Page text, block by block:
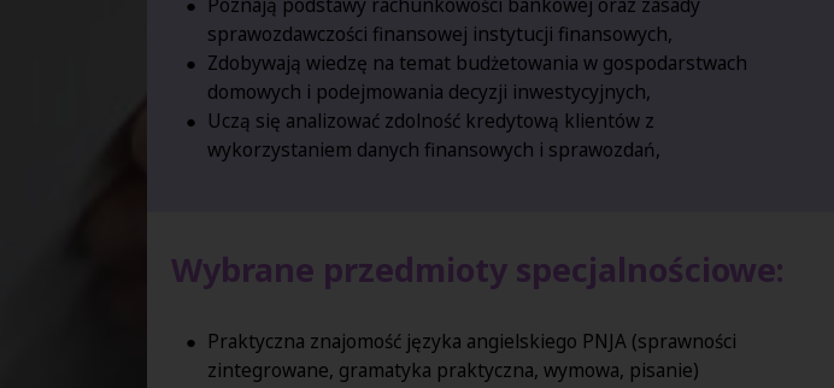
sprawozdawczości finansowej instytucji finansowych,
Zdobywają wiedzę na temat budżetowania w gospodarstwach
domowych i podejmowania decyzji inwestycyjnych,
Uczą się analizować zdolność kredytową klientów z
wykorzystaniem danych finansowych i sprawozdań,
Wybrane przedmioty specjalnościowe:
Praktyczna znajomość języka angielskiego PNJA (sprawności
zintegrowane, gramatyka praktyczna, wymowa, pisanie)